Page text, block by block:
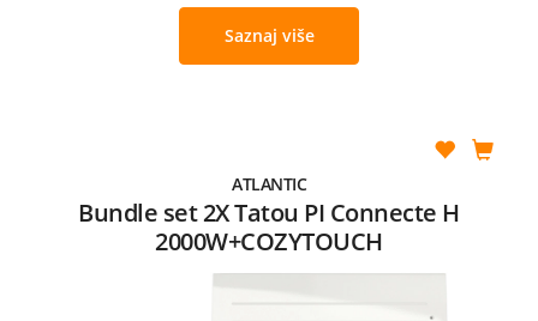
Saznaj više
ATLANTIC
Bundle set 2X Tatou PI Connecte H
2000W+COZYTOUCH